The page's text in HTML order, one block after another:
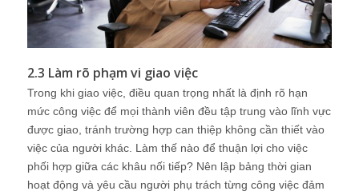
2.3 Làm rõ phạm vi giao việc
Trong khi giao việc, điều quan trọng nhất là định rõ hạn
mức công việc để mọi thành viên đều tập trung vào lĩnh vực
được giao, tránh trường hợp can thiệp không cần thiết vào
việc của người khác. Làm thế nào để thuận lợi cho việc
phối hợp giữa các khâu nối tiếp? Nên lập bảng thời gian
hoạt động và yêu cầu người phụ trách từng công việc đảm